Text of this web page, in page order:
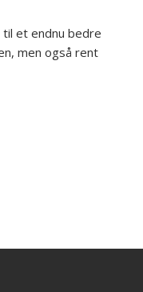
til et endnu bedre
men også rent